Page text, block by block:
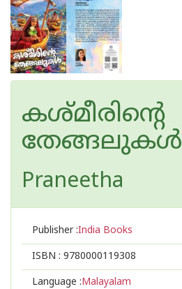
കശ്മ‌ീരിൻ്റെ
തേങ്ങലുകൾ
Praneetha
Publisher :India Books
ISBN : 9780000119308
Language :Malayalam